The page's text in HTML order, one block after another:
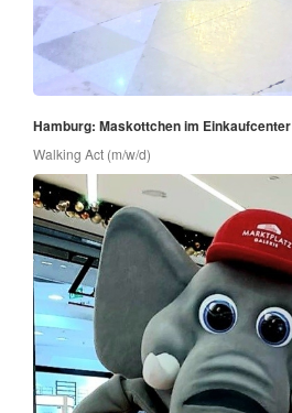
Hamburg: Maskottchen im Einkaufcenter
Walking Act (m/w/d)